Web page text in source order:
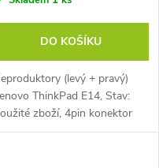
DO KOŠÍKU
(levý + pravý)
ThinkPad E14, Stav:
zboží, 4pin konektor